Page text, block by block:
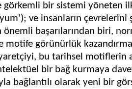
görkemli bir sistemi yöneten
ve insanların çevrelerini
önemli başarılarından biri,
motife görünürlük
bu tarihsel motiflerin
bir bağ kurmaya
bağlantılı olarak yeni bir